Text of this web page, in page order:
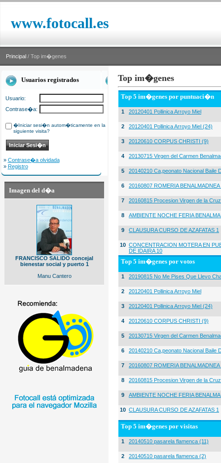
www.fotocall.es
Principal / Top im�genes
Usuarios registrados
Usuario:
Contrase�a:
�Iniciar sesi�n autom�ticamente en la
siguiente visita?
» Contrase�a olvidada
» Registro
Imagen del d�a
FRANCISCO SALIDO concejal
bienestar social y puerto 1
Manu Cantero
Top im�genes
Top 5 im�genes por puntuaci�n
1 20120401 Pollinica Arroyo Miel
2 20120401 Pollinica Arroyo Miel (24)
3 20120610 CORPUS CHRISTI (9)
4 20130715 Virgen del Carmen
5 20140210 Ca,peonato Nacional Baile
6 20160807 ROMERIA
7 20160815 Procesion Virgen de la
8 AMBIENTE NOCHE FERIA
9 CLAUSURA CURSO DE AZAFATAS 1
10 CONCENTRACION MOTERA EN
DE IDAIRA 10
Top 5 im�genes por votos
1 20190815 No Me Pises Que Llevo
2 20120401 Pollinica Arroyo Miel
3 20120401 Pollinica Arroyo Miel (24)
4 20120610 CORPUS CHRISTI (9)
5 20130715 Virgen del Carmen
6 20140210 Ca,peonato Nacional Baile
7 20160807 ROMERIA
8 20160815 Procesion Virgen de la
9 AMBIENTE NOCHE FERIA
10 CLAUSURA CURSO DE AZAFATAS 1
Top 5 im�genes por visitas
1 20140510 pasarela flamenca (11)
2 20140510 pasarela flamenca (2)